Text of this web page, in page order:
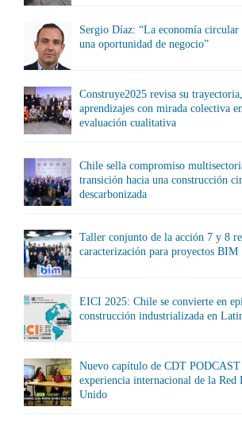
Sergio Díaz: “La economía circular
una oportunidad de negocio”
Construye2025 revisa su
aprendizajes con mirada colectiva
evaluación cualitativa
Chile sella compromiso
transición hacia una construcción
descarbonizada
Taller conjunto de la acción 7 y 8
caracterización para proyectos BIM
EICI 2025: Chile se convierte en
construcción industrializada en
Nuevo capítulo de CDT PODCAST
experiencia internacional de la Red
Unido